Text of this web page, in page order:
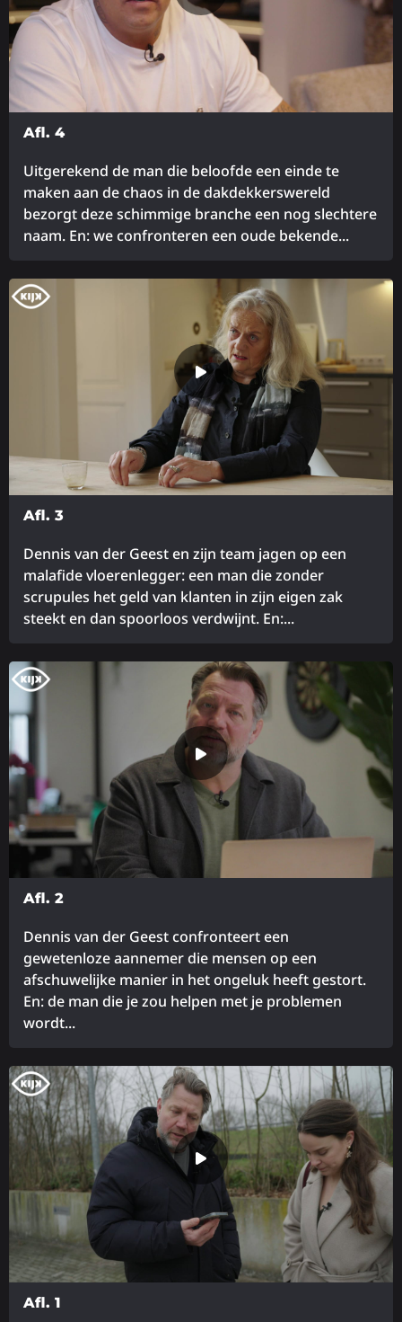
Afl. 4
Uitgerekend de man die beloofde een einde te
maken aan de chaos in de dakdekkerswereld
bezorgt deze schimmige branche een nog slechtere
naam. En: we confronteren een oude bekende...
meer
over
Afl. 3
Dennis van der Geest en zijn team jagen op een
malafide vloerenlegger: een man die zonder
scrupules het geld van klanten in zijn eigen zak
steekt en dan spoorloos verdwijnt. En:...
meer
over
Afl. 2
Dennis van der Geest confronteert een
gewetenloze aannemer die mensen op een
afschuwelijke manier in het ongeluk heeft gestort.
En: de man die je zou helpen met je problemen
wordt...
meer
over
Afl. 1